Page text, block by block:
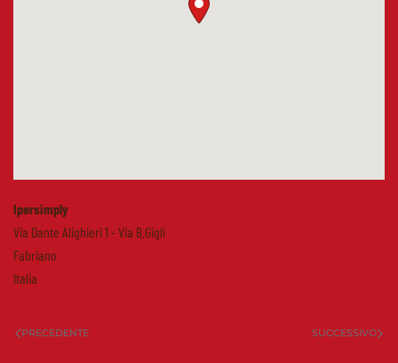
Ipersimply
Via Dante Alighieri 1 - Via B.Gigli
Fabriano
Italia
PRECEDENTE SUCCESSIVO